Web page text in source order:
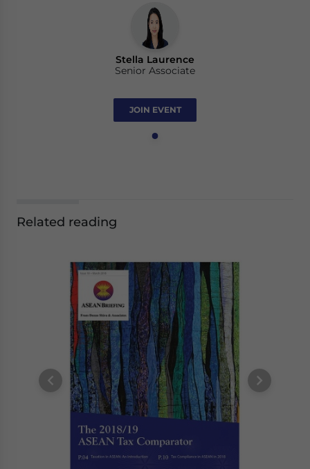
Stella Laurence
Senior Associate
JOIN EVENT
Related reading